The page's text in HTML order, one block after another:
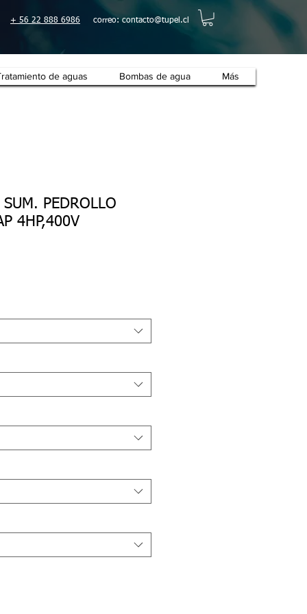
+ 56 22 888 6986 correo: contacto@tupel.cl
de aguas Bombas de agua Más
SUM. PEDROLLO
4HP,400V